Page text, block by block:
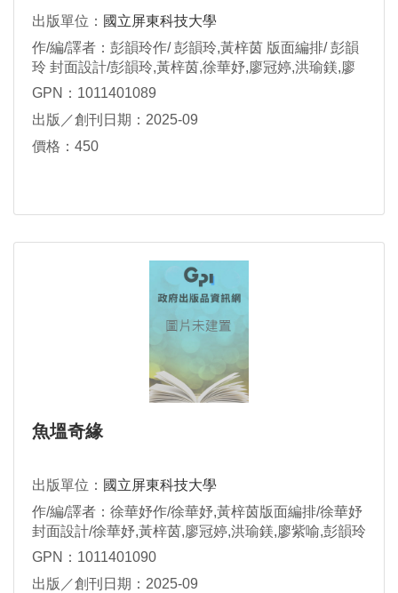
出版單位： 國立屏東科技大學
作/編/譯者：彭韻玲作/ 彭韻玲,黃梓茵 版面編排/ 彭韻
玲 封面設計/彭韻玲,黃梓茵,徐華妤,廖冠婷,洪瑜鎂,廖
紫喻文案採集/黃梓茵責任編輯/陳俐君總編輯
GPN：1011401089
出版／創刊日期：2025-09
價格：450
魚塭奇緣
出版單位： 國立屏東科技大學
作/編/譯者：徐華妤作/徐華妤,黃梓茵版面編排/徐華妤
封面設計/徐華妤,黃梓茵,廖冠婷,洪瑜鎂,廖紫喻,彭韻玲
文案採集/黃梓茵責任編輯/陳俐君總編輯
GPN：1011401090
出版／創刊日期：2025-09